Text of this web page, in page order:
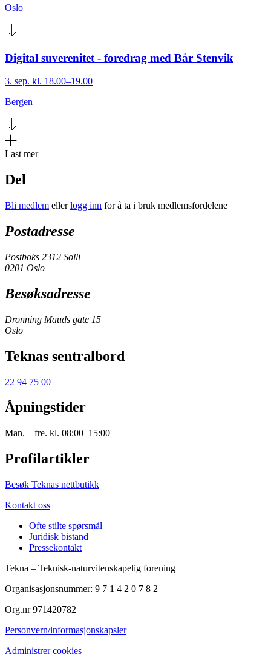
Oslo
Digital suverenitet - foredrag med Bår Stenvik
3. sep. kl. 18.00–19.00
Bergen
Last mer
Del
Bli medlem ellerlogg inn for å ta i bruk medlemsfordelene
Postadresse
Postboks 2312 Solli
0201 Oslo
Besøksadresse
Dronning Mauds gate 15
Oslo
Teknas sentralbord
22 94 75 00
Åpningstider
Man. – fre. kl. 08:00–15:00
Profilartikler
Besøk Teknas nettbutikk
Kontakt oss
Ofte stilte spørsmål
Juridisk bistand
Pressekontakt
Tekna – Teknisk-naturvitenskapelig forening
Organisasjonsnummer: 9 7 1 4 2 0 7 8 2
Org.nr 971420782
Personvern/informasjonskapsler
Administrer cookies